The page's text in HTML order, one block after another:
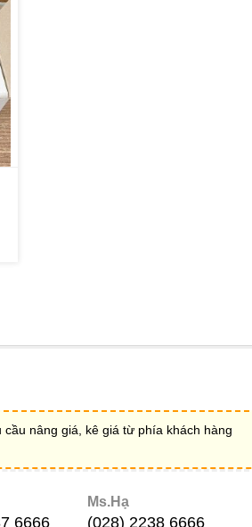
nâng giá, kê giá từ phía khách hàng
6666
Ms.Hạ
(028) 2238 6666